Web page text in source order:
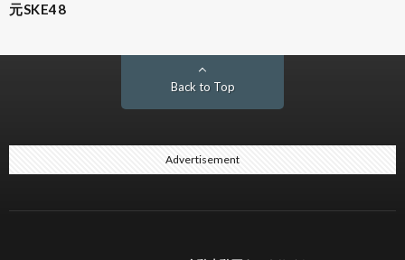
元SKE48
Back to Top
Advertisement